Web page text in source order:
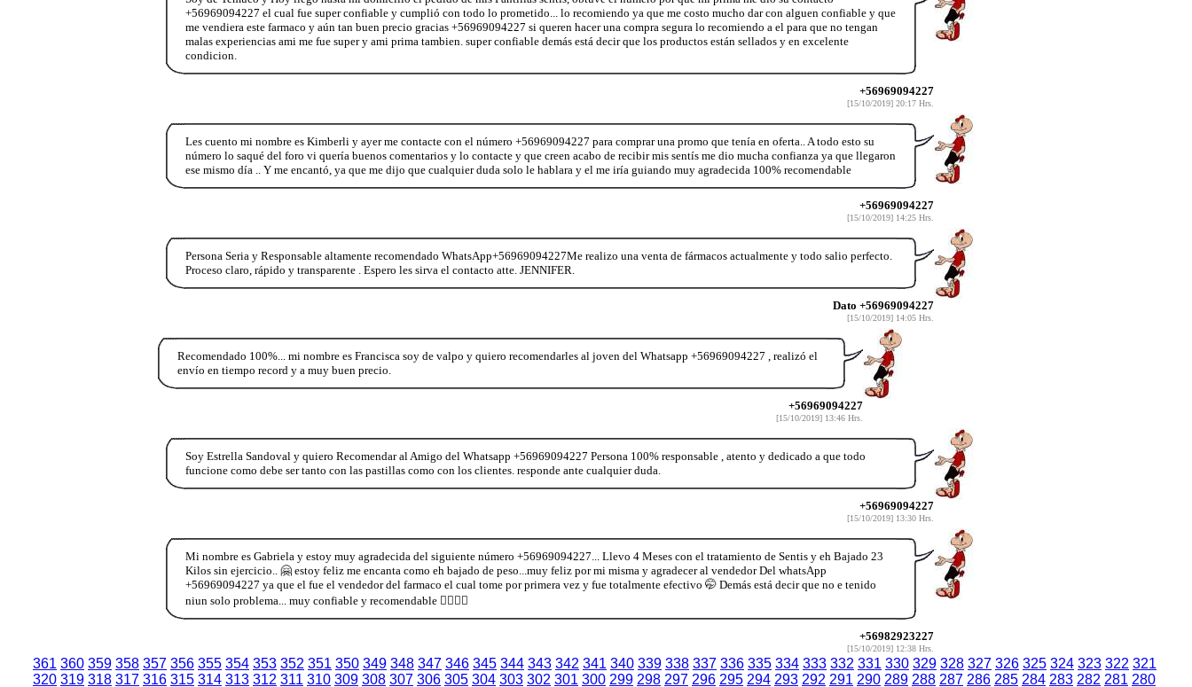
+56969094227 el cual fue super confiable y cumplió con todo lo prometido... lo recomiendo ya que me costo mucho dar con alguen confiable y que
me vendiera este farmaco y aún tan buen precio gracias +56969094227 si queren hacer una compra segura lo recomiendo a el para que no tengan
malas experiencias ami me fue super y ami prima tambien. super confiable demás está decir que los productos están sellados y en excelente
condicion.
+56969094227
[15/10/2019] 20:17 Hrs.
Les cuento mi nombre es Kimberli y ayer me contacte con el número +56969094227 para comprar una promo que tenía en oferta.. A todo esto su
número lo saqué del foro vi quería buenos comentarios y lo contacte y que creen acabo de recibir mis sentís me dio mucha confianza ya que llegaron
ese mismo día .. Y me encantó, ya que me dijo que cualquier duda solo le hablara y el me iría guiando muy agradecida 100% recomendable
+56969094227
[15/10/2019] 14:25 Hrs.
Persona Seria y Responsable altamente recomendado WhatsApp+56969094227Me realizo una venta de fármacos actualmente y todo salio perfecto.
Proceso claro, rápido y transparente . Espero les sirva el contacto atte. JENNIFER.
Dato +56969094227
[15/10/2019] 14:05 Hrs.
Recomendado 100%... mi nombre es Francisca soy de valpo y quiero recomendarles al joven del Whatsapp +56969094227 , realizó el
envío en tiempo record y a muy buen precio.
+56969094227
[15/10/2019] 13:46 Hrs.
Soy Estrella Sandoval y quiero Recomendar al Amigo del Whatsapp +56969094227 Persona 100% responsable , atento y dedicado a que todo
funcione como debe ser tanto con las pastillas como con los clientes. responde ante cualquier duda.
+56969094227
[15/10/2019] 13:30 Hrs.
Mi nombre es Gabriela y estoy muy agradecida del siguiente número +56969094227... Llevo 4 Meses con el tratamiento de Sentis y eh Bajado 23
Kilos sin ejercicio.. 🤗 estoy feliz me encanta como eh bajado de peso...muy feliz por mi misma y agradecer al vendedor Del whatsApp
+56969094227 ya que el fue el vendedor del farmaco el cual tome por primera vez y fue totalmente efectivo 🤭 Demás está decir que no e tenido
niun solo problema... muy confiable y recomendable 👍🏻💃🏻
+56982923227
[15/10/2019] 12:38 Hrs.
361 360 359 358 357 356 355 354 353 352 351 350 349 348 347 346 345 344 343 342 341 340 339 338 337 336 335 334 333 332 331 330 329 328 327 326 325 324 323 322 321
320 319 318 317 316 315 314 313 312 311 310 309 308 307 306 305 304 303 302 301 300 299 298 297 296 295 294 293 292 291 290 289 288 287 286 285 284 283 282 281 280